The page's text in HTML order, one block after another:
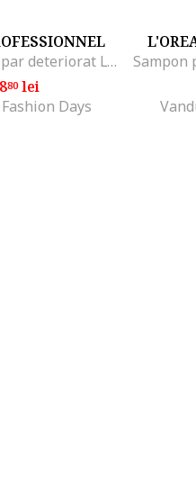
Molecular (sampon +
Crema pentru par deteriorat L’Oreal Crema leave-in fara clatire L’Oreal Professionnel Serie Expert Absolut Repair Molecular cu protectie termica, pentru par deteriorat, 100 ml
80lei
Days